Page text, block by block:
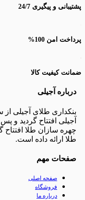
پشتیبانی و پیگیری 24/7
پرداخت امن 100%
ضمانت کیفیت کالا
درباره آجیلی
آجیلی افتتاح گردید و
چهره سازان طلا افتتاح
طلا ارائه داده است.
صفحات مهم
صفحه اصلی
فروشگاه
درباره ما